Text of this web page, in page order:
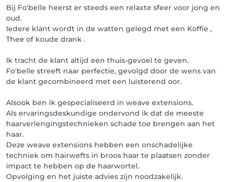
Bij Fo'belle heerst er steeds een relaxte sfeer voor jong en
oud.
Iedere klant wordt in de watten gelegd met een Koffie ,
Thee of koude drank .
Ik tracht de klant altijd een thuis-gevoel te geven.
Fo'belle streeft naar perfectie, gevolgd door de wens van
de klant gecombineerd met een luisterend oor.
Alsook ben ik gespecialiseerd in weave extensions.
Als ervaringsdeskundige ondervond ik dat de meeste
haarverlengingstechnieken schade toe brengen aan het
haar.
Deze weave extensions hebben een onschadelijke
techniek om hairwefts in broos haar te plaatsen zonder
impact te hebben op de haarwortel.
Opvolging en het juiste advies zijn noodzakelijk.